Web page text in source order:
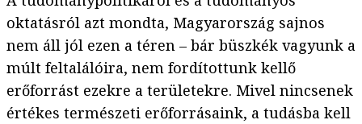
oktatásról azt mondta, Magyarország sajnos
nem áll jól ezen a téren – bár büszkék vagyunk a
múlt feltalálóira, nem fordítottunk kellő
erőforrást ezekre a területekre. Mivel nincsenek
értékes természeti erőforrásaink, a tudásba kell